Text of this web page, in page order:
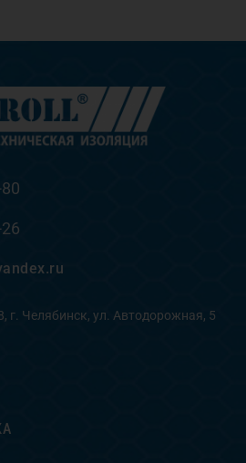
г. Челябинск, ул. Автодорожная, 5